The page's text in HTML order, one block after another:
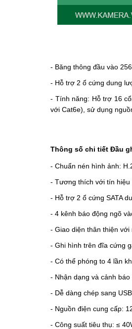
- Băng thông đầu vào
- Hỗ trợ 2 ổ cứng dung
- Tính năng: Hỗ trợ 16
với Cat6e), sử dụng
Thông số chi tiết Đầu
- Chuẩn nén hình ảnh:
- Tương thích với tín hiệu
- Hỗ trợ 2 ổ cứng SATA
- 4 kênh báo động ngõ
- Giao diện thân thiện
- Ghi hình trên đĩa cứng
- Có thể phóng to 4 lần
- Nhận dạng và cảnh báo
- Dễ dàng chép sang USB.
- Nguồn điện cung cấp:
- Công suất tiêu thụ: ≤